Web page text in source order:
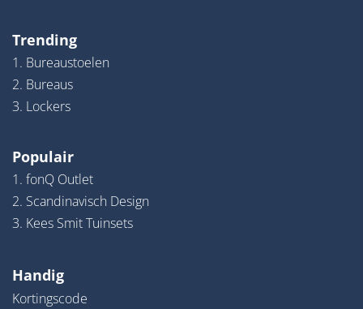
Trending
1. Bureaustoelen
2. Bureaus
3. Lockers
Populair
1. fonQ Outlet
2. Scandinavisch Design
3. Kees Smit Tuinsets
Handig
Kortingscode